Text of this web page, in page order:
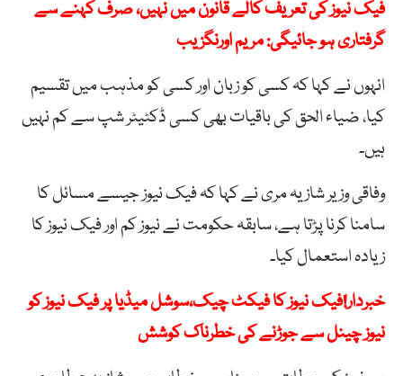
فیک نیوز کی تعریف کالے قانون میں نہیں، صرف کہنے سے
گرفتاری ہو جائیگی: مریم اورنگزیب
انہوں نے کہا کہ کسی کو زبان اور کسی کو مذہب میں تقسیم
کیا، ضیاء الحق کی باقیات بھی کسی ڈکٹیٹر شپ سے کم نہیں
ہیں۔
وفاقی وزیر شازیہ مری نے کہا کہ فیک نیوز جیسے مسائل کا
سامنا کرنا پڑتا ہے، سابقہ حکومت نے نیوز کم اور فیک نیوز کا
زیادہ استعمال کیا۔
خبردار!فیک نیوز کا فیکٹ چیک،سوشل میڈیا پر فیک نیوز کو
نیوز چینل سے جوڑنے کی خطرناک کوشش